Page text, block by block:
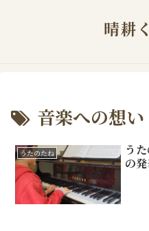
晴耕
音楽への想い
うたのたね
う
の